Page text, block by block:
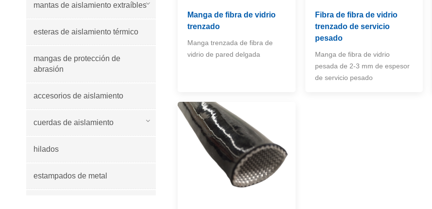
Manga de fibra de vidrio
trenzado
Manga trenzada de fibra de
vidrio de pared delgada
Fibra de fibra de vidrio
trenzado de servicio
pesado
Manga de fibra de vidrio
pesada de 2-3 mm de espesor
de servicio pesado
mantas de aislamiento extraíbles
esteras de aislamiento térmico
mangas de protección de
abrasión
accesorios de aislamiento
cuerdas de aislamiento
hilados
estampados de metal